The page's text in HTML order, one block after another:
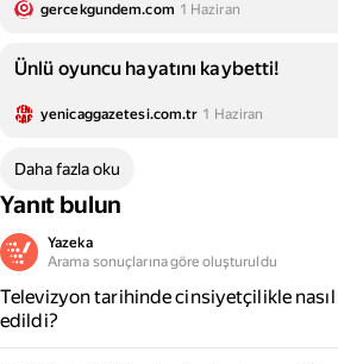
gercekgundem.com 1 Haziran
Ünlü oyuncu hayatını kaybetti!
yenicaggazetesi.com.tr 1 Haziran
Daha fazla oku
Yanıt bulun
Yazeka
Arama sonuçlarına göre oluşturuldu
Televizyon tarihinde cinsiyetçilikle
edildi?